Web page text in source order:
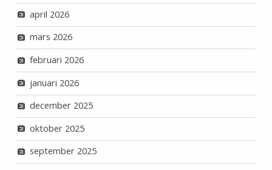
april 2026
mars 2026
februari 2026
januari 2026
december 2025
oktober 2025
september 2025